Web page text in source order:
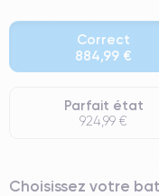
Correct
884,99 €
Parfait état
924,99 €
⭐ Premium
Choisissez votre